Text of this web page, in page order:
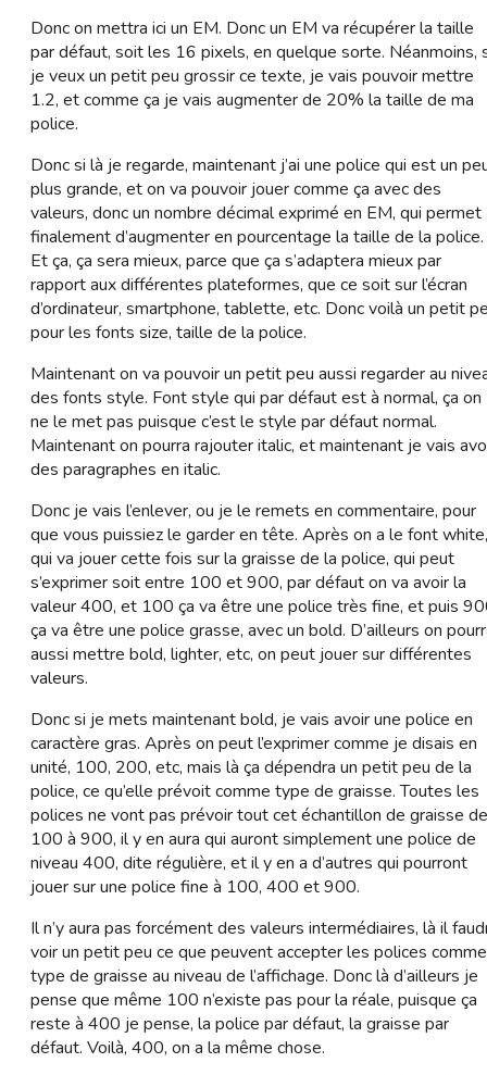
Donc on mettra ici un EM. Donc un EM va récupérer la taille
par défaut, soit les 16 pixels, en quelque sorte. Néanmoins,
je veux un petit peu grossir ce texte, je vais pouvoir mettre
1.2, et comme ça je vais augmenter de 20% la taille de ma
police.
Donc si là je regarde, maintenant j’ai une police qui est un
plus grande, et on va pouvoir jouer comme ça avec des
valeurs, donc un nombre décimal exprimé en EM, qui permet
finalement d’augmenter en pourcentage la taille de la police.
Et ça, ça sera mieux, parce que ça s’adaptera mieux par
rapport aux différentes plateformes, que ce soit sur l’écran
d’ordinateur, smartphone, tablette, etc. Donc voilà un petit
pour les fonts size, taille de la police.
Maintenant on va pouvoir un petit peu aussi regarder au
des fonts style. Font style qui par défaut est à normal, ça on
ne le met pas puisque c’est le style par défaut normal.
Maintenant on pourra rajouter italic, et maintenant je vais
des paragraphes en italic.
Donc je vais l’enlever, ou je le remets en commentaire, pour
que vous puissiez le garder en tête. Après on a le font white,
qui va jouer cette fois sur la graisse de la police, qui peut
s’exprimer soit entre 100 et 900, par défaut on va avoir la
valeur 400, et 100 ça va être une police très fine, et puis
ça va être une police grasse, avec un bold. D’ailleurs on
aussi mettre bold, lighter, etc, on peut jouer sur différentes
valeurs.
Donc si je mets maintenant bold, je vais avoir une police en
caractère gras. Après on peut l’exprimer comme je disais en
unité, 100, 200, etc, mais là ça dépendra un petit peu de la
police, ce qu’elle prévoit comme type de graisse. Toutes les
polices ne vont pas prévoir tout cet échantillon de graisse de
100 à 900, il y en aura qui auront simplement une police de
niveau 400, dite régulière, et il y en a d’autres qui pourront
jouer sur une police fine à 100, 400 et 900.
Il n’y aura pas forcément des valeurs intermédiaires, là il
voir un petit peu ce que peuvent accepter les polices comme
type de graisse au niveau de l’affichage. Donc là d’ailleurs je
pense que même 100 n’existe pas pour la réale, puisque ça
reste à 400 je pense, la police par défaut, la graisse par
défaut. Voilà, 400, on a la même chose.